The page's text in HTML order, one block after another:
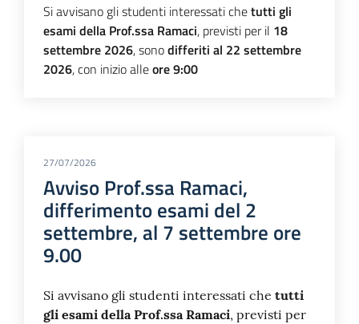
Si avvisano gli studenti interessati chetutti gli
esami della Prof.ssa Ramaci, previsti per il 18
settembre 2026, sonodifferiti al 22 settembre
2026, con inizio alleore 9:00
27/07/2026
Avviso Prof.ssa Ramaci,
differimento esami del 2
settembre, al 7 settembre ore
9.00
Si avvisano gli studenti interessati che tutti
gli esami della Prof.ssa Ramaci, previsti per